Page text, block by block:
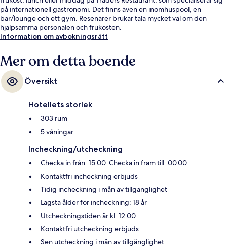
på internationell gastronomi. Det finns även en inomhuspool, en
bar/lounge och ett gym. Resenärer brukar tala mycket väl om den
hjälpsamma personalen och frukosten.
Information om avbokningsrätt
Mer om detta boende
Översikt
Hotellets storlek
303 rum
5 våningar
Incheckning/utcheckning
Checka in från: 15.00. Checka in fram till: 00.00.
Kontaktfri incheckning erbjuds
Tidig incheckning i mån av tillgänglighet
Lägsta ålder för incheckning: 18 år
Utcheckningstiden är kl. 12.00
Kontaktfri utcheckning erbjuds
Sen utcheckning i mån av tillgänglighet